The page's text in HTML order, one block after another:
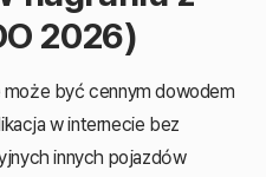
2026)
może być cennym dowodem
w internecie bez
innych pojazdów